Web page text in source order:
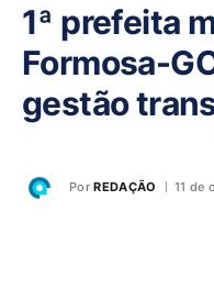
1ª prefeita
Formosa-
gestão
Por REDAÇÃO 11 de